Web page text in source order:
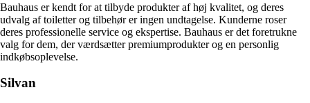
Bauhaus er kendt for at tilbyde produkter af høj kvalitet, og deres
udvalg af toiletter og tilbehør er ingen undtagelse. Kunderne roser
deres professionelle service og ekspertise. Bauhaus er det foretrukne
valg for dem, der værdsætter premiumprodukter og en personlig
indkøbsoplevelse.
Silvan